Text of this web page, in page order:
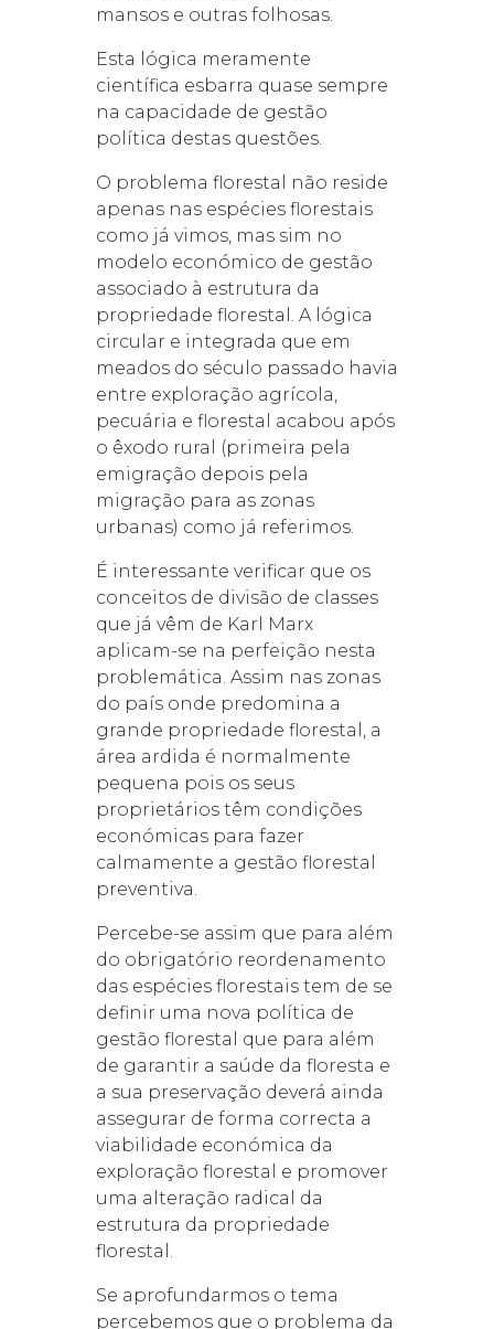
mansos e outras folhosas.
Esta lógica meramente
científica esbarra quase sempre
na capacidade de gestão
política destas questões.
O problema florestal não reside
apenas nas espécies florestais
como já vimos, mas sim no
modelo económico de gestão
associado à estrutura da
propriedade florestal. A lógica
circular e integrada que em
meados do século passado havia
entre exploração agrícola,
pecuária e florestal acabou após
o êxodo rural (primeira pela
emigração depois pela
migração para as zonas
urbanas) como já referimos.
É interessante verificar que os
conceitos de divisão de classes
que já vêm de Karl Marx
aplicam-se na perfeição nesta
problemática. Assim nas zonas
do país onde predomina a
grande propriedade florestal, a
área ardida é normalmente
pequena pois os seus
proprietários têm condições
económicas para fazer
calmamente a gestão florestal
preventiva.
Percebe-se assim que para além
do obrigatório reordenamento
das espécies florestais tem de se
definir uma nova política de
gestão florestal que para além
de garantir a saúde da floresta e
a sua preservação deverá ainda
assegurar de forma correcta a
viabilidade económica da
exploração florestal e promover
uma alteração radical da
estrutura da propriedade
florestal.
Se aprofundarmos o tema
percebemos que o problema da